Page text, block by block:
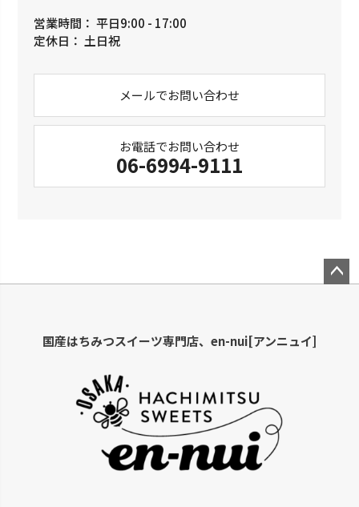
営業時間： 平日9:00 - 17:00
定休日： 土日祝
メールでお問い合わせ
お電話でお問い合わせ
06-6994-9111
国産はちみつスイーツ専門店、en-nui[アンニュイ]